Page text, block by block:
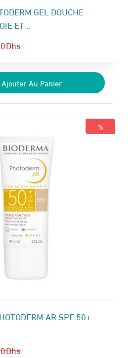
GEL DOUCHE
ET ..
Dhs
Ajouter Au Panier
%
AR SPF 50+
Dhs